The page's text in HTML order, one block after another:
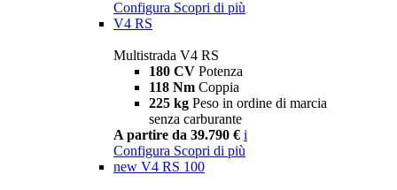
Configura Scopri di più
V4 RS
Multistrada V4 RS
180 CV Potenza
118 Nm Coppia
225 kg Peso in ordine di marcia
senza carburante
A partire da 39.790 € i
Configura Scopri di più
new V4 RS 100